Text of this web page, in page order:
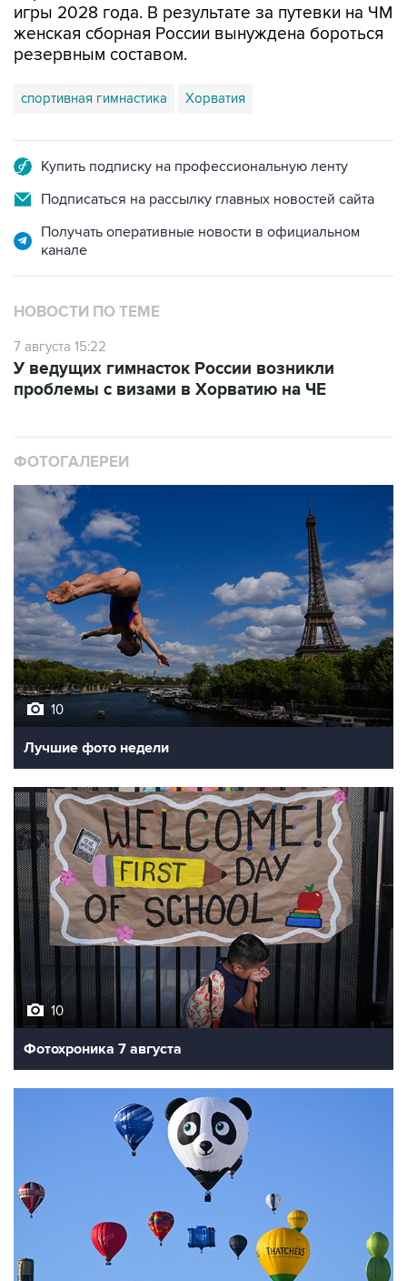
игры 2028 года. В результате за путевки на ЧМ
женская сборная России вынуждена бороться
резервным составом.
спортивная гимнастика Хорватия
Купить подписку на профессиональную ленту
Подписаться на рассылку главных новостей сайта
Получать оперативные новости в официальном
канале
НОВОСТИ ПО ТЕМЕ
7 августа 15:22
У ведущих гимнасток России возникли
проблемы с визами в Хорватию на ЧЕ
ФОТОГАЛЕРЕИ
10
Лучшие фото недели
10
Фотохроника 7 августа